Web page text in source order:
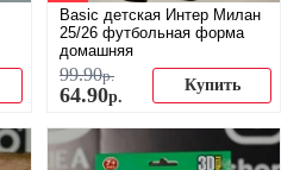
Basic детская Интер Милан
25/26 футбольная форма
домашняя
99.90р.
64.90р.
Купить